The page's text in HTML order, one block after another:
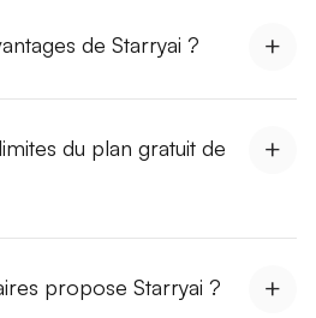
de Starryai ?
du plan gratuit de
propose Starryai ?